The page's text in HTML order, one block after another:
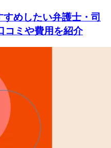
めしたい弁護士・司
コミや費用を紹介